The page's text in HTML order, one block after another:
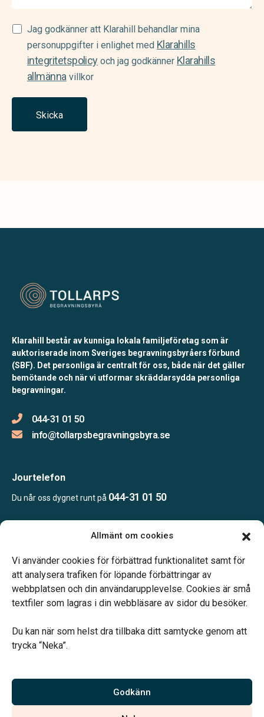
Allmänt om cookies
Vi använder cookies för förbättrad funktionalitet samt för
att analysera trafiken för löpande förbättringar av
webbplatsen och din användarupplevelse. Cookies är små
textfiler som lagras i din webbläsare av sidor du besöker.
Du kan när som helst dra tillbaka ditt samtycke genom att
trycka “Neka”.
Godkänn
Samtycke
(Required)
Jag godkänner att Klarahill behandlar mina
personuppgifter i enlighet med Klarahills
integritetspolicyoch jag godkänner Klarahills
allmännavillkor
Skicka
Klarahill består av kunniga lokala familjeföretag som är
auktoriserade inom Sveriges begravningsbyråers förbund
(SBF). Det personliga är centralt för oss, både när det gäller
bemötande och när vi utformar skräddarsydda personliga
begravningar.
044-31 01 50
info@tollarpsbegravningsbyra.se
Jourtelefon
Du når oss dygnet runt på 044-31 01 50
Efter överenskommelse
Telefonjour dygnet runt.
Vi är auktoriserade av Sveriges Begravningsbyråers Förbund och